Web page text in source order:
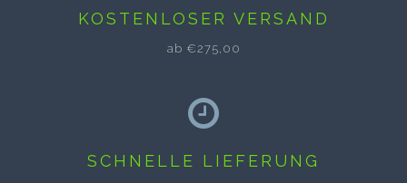
KOSTENLOSER VERSAND
ab €275,00
SCHNELLE LIEFERUNG